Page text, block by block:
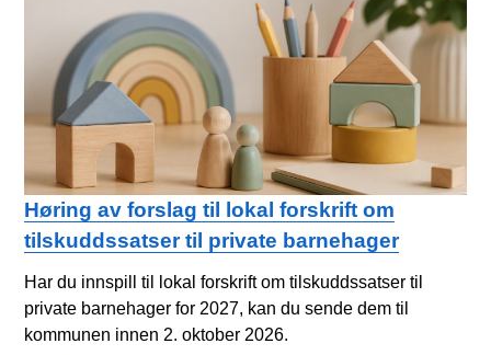
Høring av forslag til lokal forskrift om
tilskuddssatser til private barnehager
Har du innspill til lokal forskrift om tilskuddssatser til
private barnehager for 2027, kan du sende dem til
kommunen innen 2. oktober 2026.